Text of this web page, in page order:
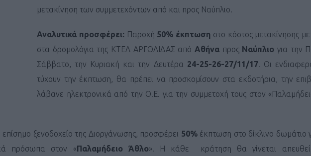
μετακίνηση των συμμετεχόντων από και προς Ναύπλιο.
Αναλυτικά προσφέρει: Παροχή 50% έκπτωση στο κόστος μετακίνησης
στα δρομολόγια της ΚΤΕΛ ΑΡΓΟΛΙΔΑΣ από Αθήνα προςΝαύπλιο για την
Σάββατο, την Κυριακή και την Δευτέρα 24-25-26-27/11/17. Οι
τύχουν την έκπτωση, θα πρέπει να προσκομίσουν στα εκδοτήρια, την
λάβανε ηλεκτρονικά από την Ο.Ε. για την συμμετοχή τους στον
επίσημο ξενοδοχείο της Διοργάνωσης, προσφέρει 50%έκπτωση στο δίκλινο δωμάτιο
πρόσωπα στον «Παλαμήδειο Άθλο». Η κάθε κράτηση θα γίνεται